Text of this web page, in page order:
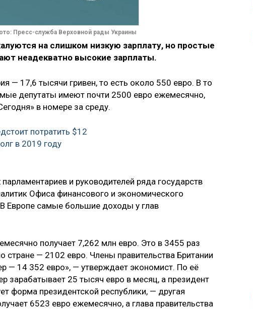
Пресс-служба Верховной рады Украины
на слишком низкую зарплату, но простые
неадекватно высокие зарплаты.
— 17,6 тысячи гривен, то есть около 550 евро. В то
депутаты имеют почти 2500 евро ежемесячно,
в номере за среду.
потратить $12
в 2019 году
и руководителей ряда государств
Офиса финансового и экономического
Европе самые большие доходы у глав
получает 7,262 млн евро. Это в 3455 раз
— 2102 евро. Члены правительства Британии
— 14 352 евро», — утверждает экономист. По её
зарабатывает 25 тысяч евро в месяц, а президент
форма президентской республики, — другая
6523 евро ежемесячно, а глава правительства